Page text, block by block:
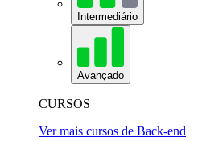
Intermediário
Avançado
CURSOS
Ver mais cursos de Back-end